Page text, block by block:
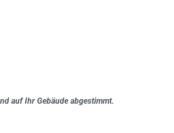
auf Ihr Gebäude abgestimmt.